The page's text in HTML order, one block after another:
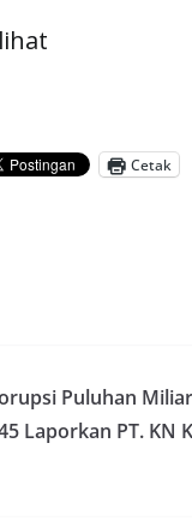
Cetak
Puluhan
Laporkan PT. KN